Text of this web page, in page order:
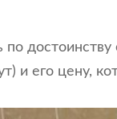
по
и его цену,